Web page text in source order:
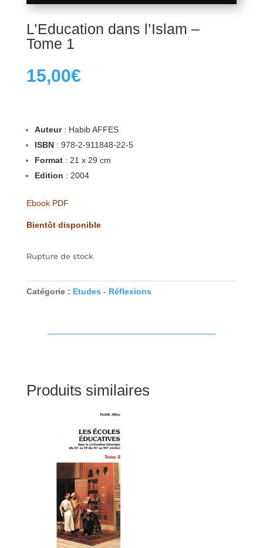
L’Education dans l’Islam –
Tome 1
15,00€
Auteur: Habib AFFES
ISBN: 978-2-911848-22-5
Format: 21 x 29 cm
Edition : 2004
Ebook PDF
Bientôt disponible
Rupture de stock
Catégorie : Etudes - Réflexions
Produits similaires